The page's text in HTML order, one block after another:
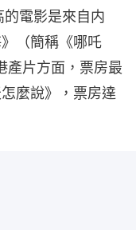
電影是來自内
（簡稱《哪吒
產片方面，票房最
麼說》，票房達